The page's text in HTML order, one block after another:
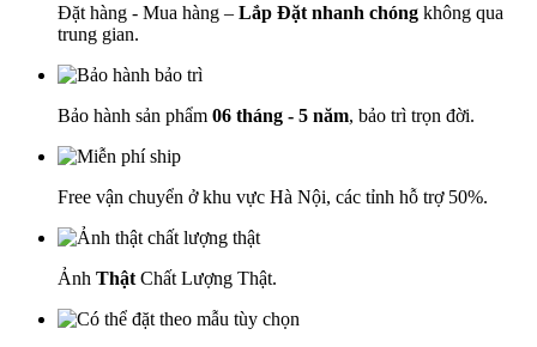
Đặt hàng - Mua hàng – Lắp Đặt nhanh chóng không qua
trung gian.
Bảo hành sản phẩm 06 tháng - 5 năm, bảo trì trọn đời.
Free vận chuyển ở khu vực Hà Nội, các tỉnh hỗ trợ 50%.
Ảnh Thật Chất Lượng Thật.